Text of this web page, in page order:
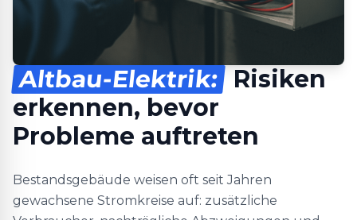
Altbau-Elektrik: Risiken
erkennen, bevor
Probleme auftreten
Bestandsgebäude weisen oft seit Jahren
gewachsene Stromkreise auf: zusätzliche